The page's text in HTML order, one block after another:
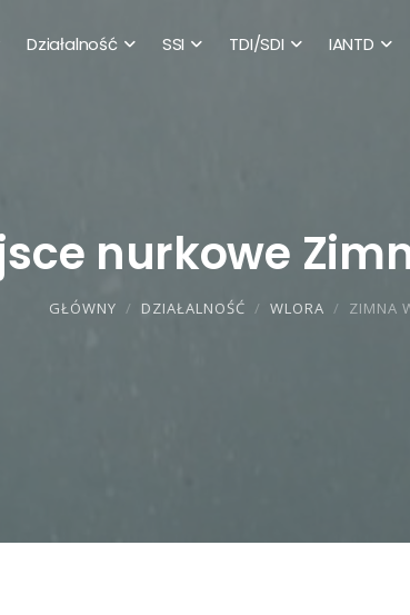
Działalność SSI TDI/SDI IANTD
nurkowe
GŁÓWNY DZIAŁALNOŚĆ WLORA ZIMNA